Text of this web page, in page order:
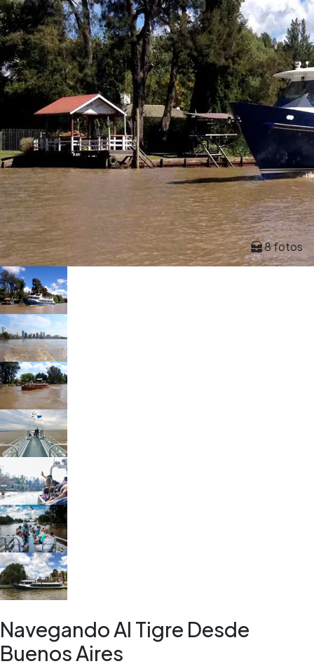
8 fotos
Navegando Al Tigre Desde
Buenos Aires